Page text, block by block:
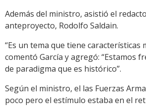
Además del ministro, asistió el
anteproyecto, Rodolfo Saldain.
“Es un tema que tiene características
comentó García y agregó: “Estamos
de paradigma que es histórico”.
Según el ministro, el las Fuerzas
poco pero el estímulo estaba en el